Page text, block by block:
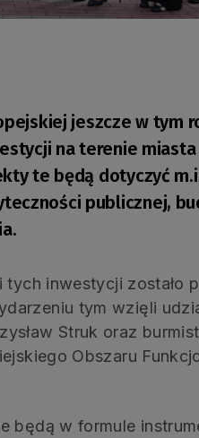
jeszcze w tym
na terenie
te będą dotyczyć
publicznej,
inwestycji zostało
tym wzięli
Struk oraz
Obszaru
będą w formule